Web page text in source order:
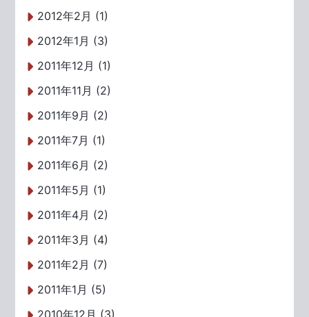
2012年2月 (1)
2012年1月 (3)
2011年12月 (1)
2011年11月 (2)
2011年9月 (2)
2011年7月 (1)
2011年6月 (2)
2011年5月 (1)
2011年4月 (2)
2011年3月 (4)
2011年2月 (7)
2011年1月 (5)
2010年12月 (3)